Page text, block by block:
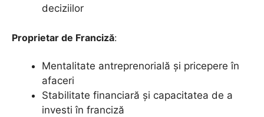
deciziilor
Proprietar de Franciză:
Mentalitate antreprenorială și pricepere în
afaceri
Stabilitate financiară și capacitatea de a
investi în franciză